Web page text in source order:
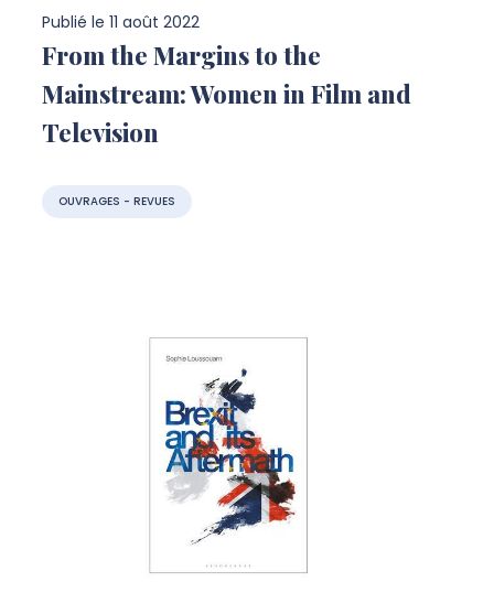
Publié le 11 août 2022
From the Margins to the
Mainstream: Women in Film and
Television
OUVRAGES - REVUES